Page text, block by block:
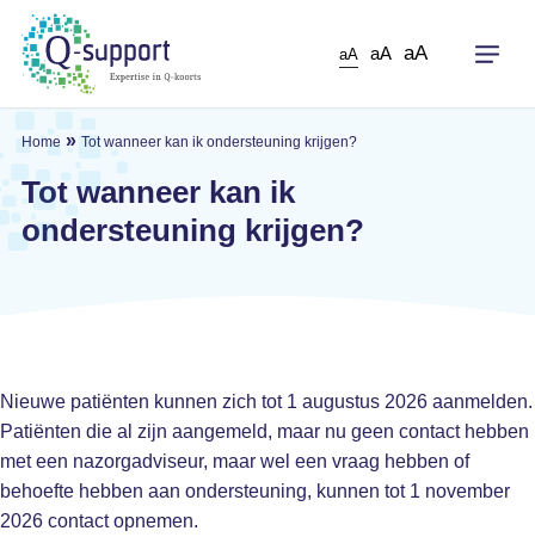
Skip
main
content
aA aA aA
Home » Tot wanneer kan ik ondersteuning krijgen?
Tot wanneer kan ik
ondersteuning krijgen?
Nieuwe patiënten kunnen zich tot 1 augustus 2026 aanmelden.
Patiënten die al zijn aangemeld, maar nu geen contact hebben
met een nazorgadviseur, maar wel een vraag hebben of
behoefte hebben aan ondersteuning, kunnen tot 1 november
2026 contact opnemen.